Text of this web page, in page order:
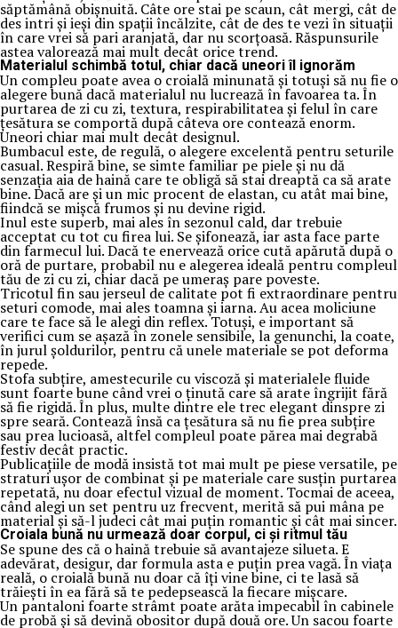
săptămână obișnuită. Câte ore stai pe scaun, cât mergi, cât de
des intri și ieși din spații încălzite, cât de des te vezi în situații
în care vrei să pari aranjată, dar nu scorțoasă. Răspunsurile
astea valorează mai mult decât orice trend.
Materialul schimbă totul, chiar dacă uneori îl ignorăm
Un compleu poate avea o croială minunată și totuși să nu fie o
alegere bună dacă materialul nu lucrează în favoarea ta. În
purtarea de zi cu zi, textura, respirabilitatea și felul în care
țesătura se comportă după câteva ore contează enorm.
Uneori chiar mai mult decât designul.
Bumbacul este, de regulă, o alegere excelentă pentru seturile
casual. Respiră bine, se simte familiar pe piele și nu dă
senzația aia de haină care te obligă să stai dreaptă ca să arate
bine. Dacă are și un mic procent de elastan, cu atât mai bine,
fiindcă se mișcă frumos și nu devine rigid.
Inul este superb, mai ales în sezonul cald, dar trebuie
acceptat cu tot cu firea lui. Se șifonează, iar asta face parte
din farmecul lui. Dacă te enervează orice cută apărută după o
oră de purtare, probabil nu e alegerea ideală pentru compleul
tău de zi cu zi, chiar dacă pe umeraș pare poveste.
Tricotul fin sau jerseul de calitate pot fi extraordinare pentru
seturi comode, mai ales toamna și iarna. Au acea moliciune
care te face să le alegi din reflex. Totuși, e important să
verifici cum se așază în zonele sensibile, la genunchi, la coate,
în jurul șoldurilor, pentru că unele materiale se pot deforma
repede.
Stofa subțire, amestecurile cu viscoză și materialele fluide
sunt foarte bune când vrei o ținută care să arate îngrijit fără
să fie rigidă. În plus, multe dintre ele trec elegant dinspre zi
spre seară. Contează însă ca țesătura să nu fie prea subțire
sau prea lucioasă, altfel compleul poate părea mai degrabă
festiv decât practic.
Publicațiile de modă insistă tot mai mult pe piese versatile, pe
straturi ușor de combinat și pe materiale care susțin purtarea
repetată, nu doar efectul vizual de moment. Tocmai de aceea,
când alegi un set pentru uz frecvent, merită să pui mâna pe
material și să-l judeci cât mai puțin romantic și cât mai sincer.
Croiala bună nu urmează doar corpul, ci și ritmul tău
Se spune des că o haină trebuie să avantajeze silueta. E
adevărat, desigur, dar formula asta e puțin prea vagă. În viața
reală, o croială bună nu doar că îți vine bine, ci te lasă să
trăiești în ea fără să te pedepsească la fiecare mișcare.
Un pantaloni foarte strâmt poate arăta impecabil în cabinele
de probă și să devină obositor după două ore. Un sacou foarte